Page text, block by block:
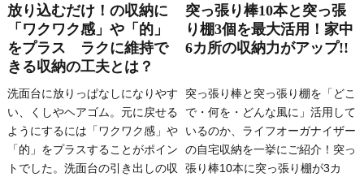
放り込むだけ！の収納に
「ワクワク感」や「的」
をプラス ラクに維持で
きる収納の工夫とは？
洗面台に放りっぱなしになりやす
い、くしやヘアゴム。元に戻せる
ようにするには「ワクワク感」や
「的」をプラスすることがポイン
トでした。洗面台の引き出しの収
突っ張り棒10本と突っ張
り棚3個を最大活用！家中
6カ所の収納力がアップ!!
突っ張り棒と突っ張り棚を「どこ
で・何を・どんな風に」活用して
いるのか、ライフオーガナイザー
の自宅収納を一挙にご紹介！突っ
張り棒10本に突っ張り棚が3カ